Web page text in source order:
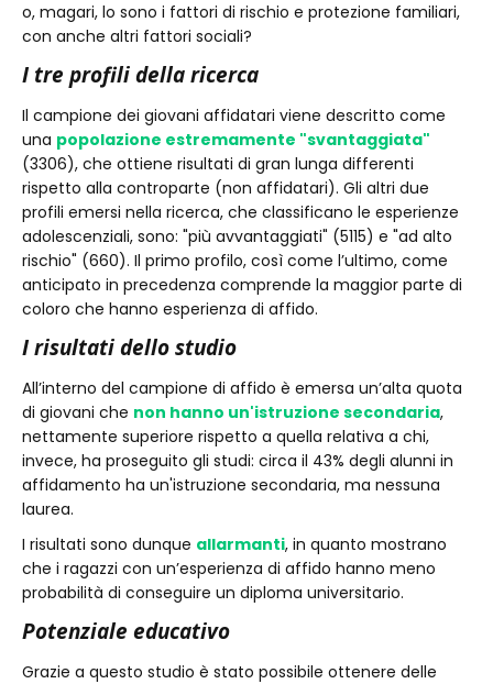
o, magari, lo sono i fattori di rischio e protezione familiari,
con anche altri fattori sociali?
I tre profili della ricerca
Il campione dei giovani affidatari viene descritto come
una popolazione estremamente "svantaggiata"
(3306), che ottiene risultati di gran lunga differenti
rispetto alla controparte (non affidatari). Gli altri due
profili emersi nella ricerca, che classificano le esperienze
adolescenziali, sono: "più avvantaggiati" (5115) e "ad alto
rischio" (660). Il primo profilo, così come l’ultimo, come
anticipato in precedenza comprende la maggior parte di
coloro che hanno esperienza di affido.
I risultati dello studio
All’interno del campione di affido è emersa un’alta quota
di giovani che non hanno un'istruzione secondaria,
nettamente superiore rispetto a quella relativa a chi,
invece, ha proseguito gli studi: circa il 43% degli alunni in
affidamento ha un'istruzione secondaria, ma nessuna
laurea.
I risultati sono dunque allarmanti, in quanto mostrano
che i ragazzi con un’esperienza di affido hanno meno
probabilità di conseguire un diploma universitario.
Potenziale educativo
Grazie a questo studio è stato possibile ottenere delle